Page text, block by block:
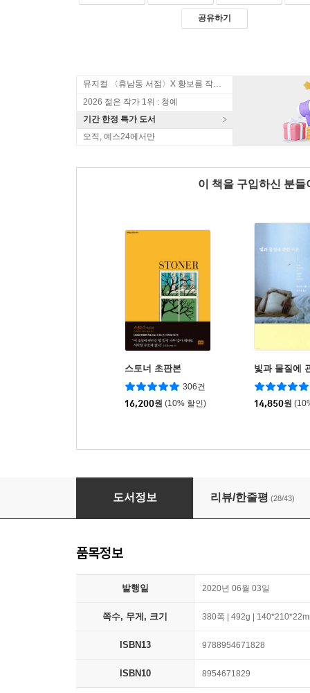
공유하기
뮤지컬 〈휴남동 서점〉X 황보름 작가 북토크
2026 젊은 작가 1위 : 청예
기간 한정 특가 도서
오직, 예스24에서만
이 책을 구입하신 분
스토너 초판본
306건
16,200원 (10% 할인)
빛과 물질에
14,850원
사랑의 역사
도서정보 리뷰/한줄평 (28/43)
품목정보
발행일 2020년 06월 03일
쪽수, 무게, 크기 380쪽 | 492g |
ISBN13 9788954671828
ISBN10 8954671829